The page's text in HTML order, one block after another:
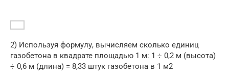
2) Используя формулу, вычисляем сколько единиц
газобетона в квадрате площадью 1 м: 1 ÷ 0,2 м (высота)
÷ 0,6 м (длина) = 8,33 штук газобетона в 1 м2